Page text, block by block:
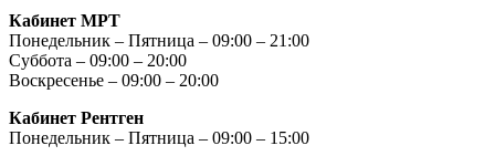
Кабинет МРТ
Понедельник – Пятница – 09:00 – 21:00
Суббота – 09:00 – 20:00
Воскресенье – 09:00 – 20:00
Кабинет Рентген
Понедельник – Пятница – 09:00 – 15:00